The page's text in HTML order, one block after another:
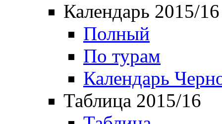
Календарь 2015/16
Полный
По турам
Календарь
Таблица 2015/16